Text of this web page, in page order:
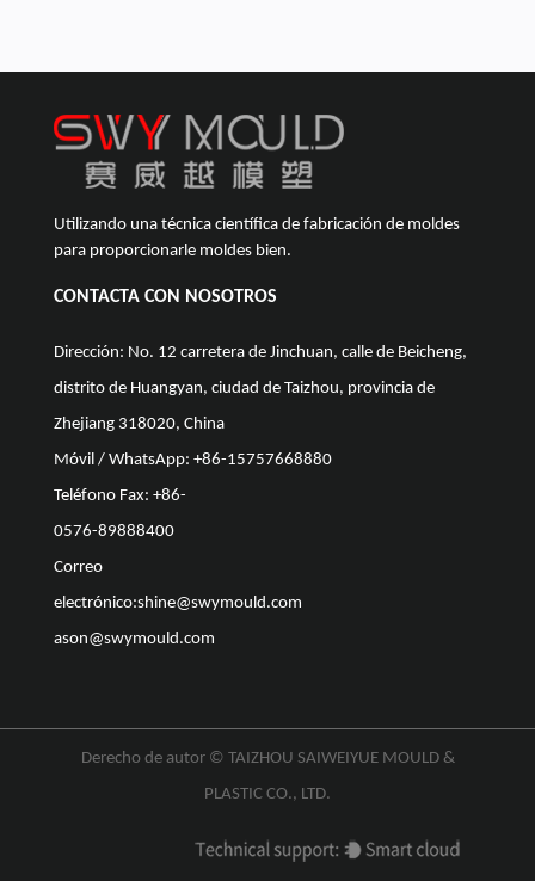
Utilizando una técnica científica de fabricación de moldes
para proporcionarle moldes bien.
CONTACTA CON NOSOTROS
Dirección: No. 12 carretera de Jinchuan, calle de Beicheng,
distrito de Huangyan, ciudad de Taizhou, provincia de
Zhejiang 318020, China
Móvil / WhatsApp: +86-15757668880
Teléfono Fax: +86-
0576-89888400
Correo
electrónico:shine@swymould.com
ason@swymould.com
Derecho de autor © TAIZHOU SAIWEIYUE MOULD &
PLASTIC CO., LTD.